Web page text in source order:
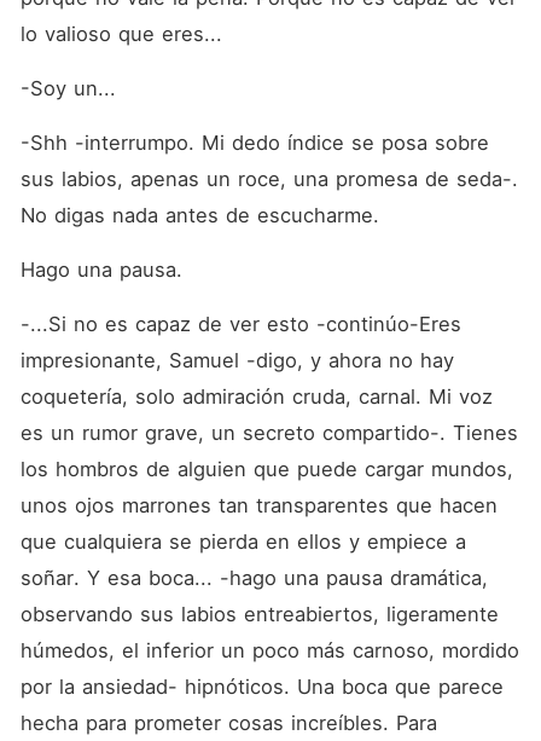
lo valioso que eres...
-Soy un...
-Shh -interrumpo. Mi dedo índice se posa sobre
sus labios, apenas un roce, una promesa de seda-.
No digas nada antes de escucharme.
Hago una pausa.
-...Si no es capaz de ver esto -continúo-Eres
impresionante, Samuel -digo, y ahora no hay
coquetería, solo admiración cruda, carnal. Mi voz
es un rumor grave, un secreto compartido-. Tienes
los hombros de alguien que puede cargar mundos,
unos ojos marrones tan transparentes que hacen
que cualquiera se pierda en ellos y empiece a
soñar. Y esa boca... -hago una pausa dramática,
observando sus labios entreabiertos, ligeramente
húmedos, el inferior un poco más carnoso, mordido
por la ansiedad- hipnóticos. Una boca que parece
hecha para prometer cosas increíbles. Para